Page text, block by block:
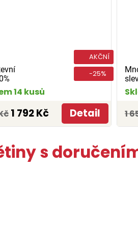
AKČNÍ
-25%
14 kusů
1 792 Kč Detail
1
s